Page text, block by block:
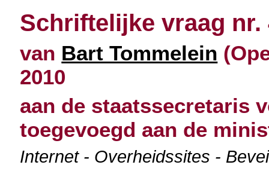
Schriftelijke vraag nr.
van Bart Tommelein
2010
aan de staatssecretaris
toegevoegd aan de
Internet - Overheidssites -